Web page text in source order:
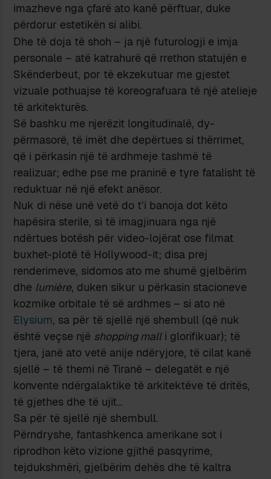
imazheve nga çfarë ato kanë përftuar, duke
përdorur estetikën si alibi.
Dhe të doja të shoh – ja një futurologji e imja
personale – atë katrahurë që rrethon statujën e
Skënderbeut, por të ekzekutuar me gjestet
vizuale pothuajse të koreografuara të një atelieje
të arkitekturës.
Së bashku me njerëzit longitudinalë, dy-
përmasorë, të imët dhe depërtues si thërrimet,
që i përkasin një të ardhmeje tashmë të
realizuar; edhe pse me praninë e tyre fatalisht të
reduktuar në një efekt anësor.
Nuk di nëse unë vetë do t’i banoja dot këto
hapësira sterile, si të imagjinuara nga një
ndërtues botësh për video-lojërat ose filmat
buxhet-plotë të Hollywood-it; disa prej
renderimeve, sidomos ato me shumë gjelbërim
dhe lumière, duken sikur u përkasin stacioneve
kozmike orbitale të së ardhmes – si ato në
Elysium, sa për të sjellë një shembull (që nuk
është veçse një shopping malli glorifikuar); të
tjera, janë ato vetë anije ndëryjore, të cilat kanë
sjellë – të themi në Tiranë – delegatët e një
konvente ndërgalaktike të arkitektëve të dritës,
të gjethes dhe të ujit…
Sa për të sjellë një shembull.
Përndryshe, fantashkenca amerikane sot i
riprodhon këto vizione gjithë pasqyrime,
tejdukshmëri, gjelbërim dehës dhe të kaltra